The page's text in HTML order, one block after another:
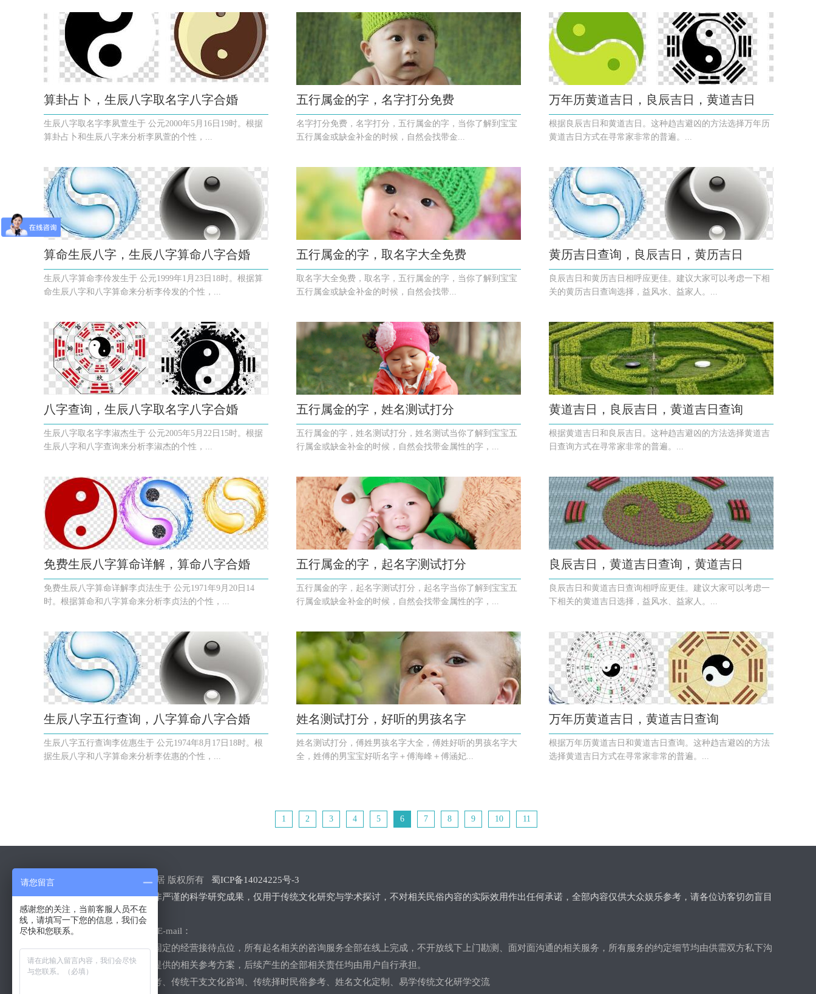
算卦占卜，生辰八字取名字八字合婚
生辰八字取名字李夙萱生于 公元2000年5月16日19时。根据
算卦占卜和生辰八字来分析李夙萱的个性，...
五行属金的字，名字打分免费
名字打分免费，名字打分，五行属金的字，当你了解到宝宝
五行属金或缺金补金的时候，自然会找带金...
万年历黄道吉日，良辰吉日，黄道吉日
根据良辰吉日和黄道吉日。这种趋吉避凶的方法选择万年历
黄道吉日方式在寻常家非常的普遍。...
算命生辰八字，生辰八字算命八字合婚
生辰八字算命李伶发生于 公元1999年1月23日18时。根据算
命生辰八字和八字算命来分析李伶发的个性，...
五行属金的字，取名字大全免费
取名字大全免费，取名字，五行属金的字，当你了解到宝宝
五行属金或缺金补金的时候，自然会找带...
黄历吉日查询，良辰吉日，黄历吉日
良辰吉日和黄历吉日相呼应更佳。建议大家可以考虑一下相
关的黄历吉日查询选择，益风水、益家人。...
八字查询，生辰八字取名字八字合婚
生辰八字取名字李淑杰生于 公元2005年5月22日15时。根据
生辰八字和八字查询来分析李淑杰的个性，...
五行属金的字，姓名测试打分
五行属金的字，姓名测试打分，姓名测试当你了解到宝宝五
行属金或缺金补金的时候，自然会找带金属性的字，...
黄道吉日，良辰吉日，黄道吉日查询
根据黄道吉日和良辰吉日。这种趋吉避凶的方法选择黄道吉
日查询方式在寻常家非常的普遍。...
免费生辰八字算命详解，算命八字合婚
免费生辰八字算命详解李贞法生于 公元1971年9月20日14
时。根据算命和八字算命来分析李贞法的个性，...
五行属金的字，起名字测试打分
五行属金的字，起名字测试打分，起名字当你了解到宝宝五
行属金或缺金补金的时候，自然会找带金属性的字，...
良辰吉日，黄道吉日查询，黄道吉日
良辰吉日和黄道吉日查询相呼应更佳。建议大家可以考虑一
下相关的黄道吉日选择，益风水、益家人。...
生辰八字五行查询，八字算命八字合婚
生辰八字五行查询李佐惠生于 公元1974年8月17日18时。根
据生辰八字和八字算命来分析李佐惠的个性，...
姓名测试打分，好听的男孩名字
姓名测试打分，傅姓男孩名字大全，傅姓好听的男孩名字大
全，姓傅的男宝宝好听名字＋傅海峰＋傅涵妃...
万年历黄道吉日，黄道吉日查询
根据万年历黄道吉日和黄道吉日查询。这种趋吉避凶的方法
选择黄道吉日方式在寻常家非常的普遍。...
1 2 3 4 5 6 7 8 9 10 11
Copyright © 2018-2020 蒲氏居 版权所有 蜀ICP备14024225号-3
【郑重声明】：本站内容并非严谨的科学研究成果，仅用于传统文化研究与学术探讨，不对相关民俗内容的实际效用作出任何承诺，全部内容仅供大众娱乐参考，请各位访客切勿盲目
迷信。
联系电话： 155 2805 2725 E-mail：
公司地址：本站不存在线下固定的经营接待点位，所有起名相关的咨询服务全部在线上完成，不开放线下上门勘测、面对面沟通的相关服务，所有服务的约定细节均由供需双方私下沟
通确认。用户自主选取本站提供的相关参考方案，后续产生的全部相关责任均由用户自行承担。
主营业务：人居环境格局参考、传统干支文化咨询、传统择时民俗参考、姓名文化定制、易学传统文化研学交流
请您留言
感谢您的关注，当前客服人员不在
线，请填写一下您的信息，我们会
尽快和您联系。